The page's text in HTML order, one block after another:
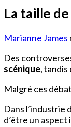
La taille
Marianne James
Des
scénique, tandis
Malgré ces
Dans l’industrie
d’être un